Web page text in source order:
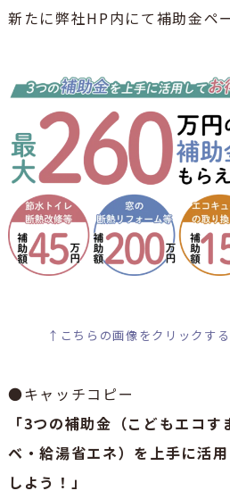
新たに弊社HP内にて補助金ペ
↑こちらの画像をクリックすると
●キャッチコピー
「3つの補助金（こどもエコ
ベ・給湯省エネ）を上手に活
しよう！」